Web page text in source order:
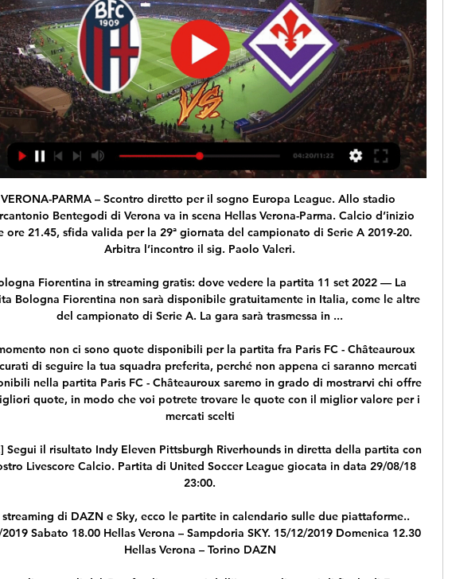
VERONA-PARMA – Scontro diretto per il sogno Europa League. Allo stadio Marcantonio Bentegodi di Verona va in scena Hellas Verona-Parma. Calcio d’inizio alle ore 21.45, sfida valida per la 29ª giornata del campionato di Serie A 2019-20. Arbitra l’incontro il sig. Paolo Valeri.

Bologna Fiorentina in streaming gratis: dove vedere la partita 11 set 2022 — La partita Bologna Fiorentina non sarà disponibile gratuitamente in Italia, come le altre del campionato di Serie A. La gara sarà trasmessa in ...

Al momento non ci sono quote disponibili per la partita fra Paris FC - Châteauroux Assicurati di seguire la tua squadra preferita, perché non appena ci saranno mercati disponibili nella partita Paris FC - Châteauroux saremo in grado di mostrarvi chi offre le migliori quote, in modo che voi potrete trovare le quote con il miglior valore per i mercati scelti

[LIVE] Segui il risultato Indy Eleven Pittsburgh Riverhounds in diretta della partita con il nostro Livescore Calcio. Partita di United Soccer League giocata in data 29/08/18 23:00.

Lo streaming di DAZN e Sky, ecco le partite in calendario sulle due piattaforme.. 5/10/2019 Sabato 18.00 Hellas Verona – Sampdoria SKY. 15/12/2019 Domenica 12.30 Hellas Verona – Torino DAZN

Saranno gli spagnoli del Getafe gli avversari dell'Inter negli ottavi di finale di Europa League. La gara d'andata il 12 marzo a Milano, il 19 marzo il

Visualizza il profilo di Davide Bima su LinkedIn, la più grande comunità professionale al mondo. Davide ha indicato 4 esperienze lavorative sul suo profilo. Guarda il profilo completo su.

Oggi spiegano perché hanno cambiato idea Diretta tutta al femminile tra la vincitrice del Grande Fratello Vip, Paola Di Benedetto e la cantante Gaia Gozzi, vincitrice di Amici 19.

Oltre alle due sfide di doppio si disputano oggi quattro incontri validi per gli ottavi del torneo singolare: Maximiliano Estevez (ARG) contro Alessandro Giannessi (296 Atp), Daniele Giorgini contro il boliviano Hugo Dellien, Federico Gaio contro Riccardo Bonadio e l’incontro serale, non prima delle ore 20.30, tra il tennista di casa Filippo Leonardi ed il dominicano Jose Hernandez.

Udinese-Torino, streaming e tv: dove vedere l’8a giornata di Serie A 14 Ottobre 2019 14 Ottobre 2019 Antonio Giordano Comment Dove vedere Udinese – Torino streaming e tv, 8a giornata Serie A Udinese Torino Streaming| Il primo big match della giornata non si fa attendere.

Dimitri Foulquier (25) lascia il Watford e la Premier League per rimettersi in gioco in Spagna. Il Getafe ha infatti annunciato l'ingaggio dell'esterno difensivo ex Rennes e Strasburgo. Foulquier ha già giocato, in passato, nella Liga tra le file del Granada.

Tutti i pronostici delle partite di calcio delle coppe/campionati che si giocheranno sabato 29 giugno 2019. Pronostici vincenti per tutti i campionati del mondo, Champions League, Europa League, Serie A, Serie B, Premier League, Liga Spagnola, etc.

Sarà Sky a trasmettere in diretta tv la partita Lecce-Milan, che si potrà seguire collegandosi con i canali Sky Sport Serie A (numero 202 e 249 del satellite, numero 473 e 483 del digitale.

Il live di France (LADY_IN_RED1595) Kenya (NAIROBI7755) risultati in diretta (e live video streaming online) in tempo reale, inizia il 18 ago 2020 alle 4:30 UTC in …

Inter-Getafe, Europa League 2020: date, programma, orari, tv, streaming andata e ritorno (Di venerdì 28 febbraio 2020) (Di venerdì 28 febbraio 2020)

La trasmissione incriminata. Durante «Lo Zoo di 105», Mazzoli sostenne che la Brescia aveva «inventato un modo nuovo per arrivare in televisione senza fare la gavetta» con riferimento alla.

BOLOGNA-FIORENTINA, diretta streaming gratis e tv: dove 1 mag 2021 — DAZN, servizio sportivo appartenente al gruppo britannico Perform, richiede un abbonamento di 9.99€ al mese per accedere a tutti i contenuti ...

Il nostro servizio di noleggio ti permette di affittare un pullman con autista privato adatto ad ogni esigenza. Offriamo diverse soluzioni di noleggio autobus e su richiesta il pullman sarà disponibile sul posto scelto e all'orario stabilito in fase di prenotazione.

Criciúma x Marcílio Dias Ao Vivo VORTEX NC. Loading... Unsubscribe from VORTEX NC?. Palpite 08/07: Criciúma x Marcílio Dias - Campeonato Catarinense 2020 - Duration: 4:42.

La squadra di Paulo Fonseca si trovava nella prima delle quattro fasce nelle quali sono divise le formazioni partecipanti come testa di serie. Sorteggiata nel gruppo J, affronterà il Borussia Mönchengladbach (GER), l'Istanbul Başakşehir (TUR), l'ex squadra …

2020-7-16 · Sassuolo-Hellas Verona del 28/6/2020 è la partita valevole per la ventottesima giornata di Serie A 2019-2020. Scopri come e dove vederla in diretta TV e streaming gratis.

Coronavirus, pres. Getafe: “Non giocheremo contro l’Inter a Milano” “ Non vogliamo contaminarci con il Coronavirus, in Lombardia c’è il focolaio principale “. Queste le parole di Angel Torres, presidente del Getafe, prossimo avversario dell’Inter in Europa League.

Generatore termico modulare a condensazione di grandi potenze, disponibile nella versione in linea o schienato, per uso professionale in locale tecnico disponibile in Versione R (solo riscaldamento) o Versione RS (Riscaldamento e ACS).

Il live di Eskilsminne IF Lunds BK risultati in diretta (e live video streaming online) in tempo reale, iniziano il 28.6.2020. alle 16:00 UTC in Division 1, Södra, Sweden.

VERONA - Hellas Verona-Torino, 16° turno del campionato di serie A. Ecco report, formazioni, statistiche, precedenti, dettagli, cronaca e curiosità.

I tuoi viaggi indimenticabili iniziano su Airbnb. Ti aspettano avventure uniche nei dintorni o in luoghi remoti: alloggi, esperienze e luoghi in tutto il mondo.

Il lunch match della sedicesima giornata si giocherà al Bentegodi di Verona tra i padroni di casa dell'Hellas e il Torino. La squadra di Juric arriva dalla delusione della sconfitta in extremis in casa dell'Atalanta dopo la buona prova offerta. Gara positiva sia nel gioco che nel risultato è quella disputata e vinta dai granata contro la Fiorentina.

I gestori di esercizi alberghieri e di tutte le altre strutture ricettive,ENTRO LE 24 ORE successive all'arrivo, devono comunicare alle questure territorialmente competenti, ESCLUSIVAMENTE per il tramite del Servizio Alloggiati, le generalità delle persone alloggiate. Se il soggiorno è inferiore alle 24 ore le generalità vanno inviate all'arrivo stesso.

Bologna FC - ACF Fiorentina in diretta - Calcio Verificare dove le trasmissioni Internet e TV vedranno legalmente. Live stream online, partite in diretta.

Dove vedere Fiorentina-Bologna, streaming gratis OGGI 12 nov 2023 — Presentazione e come seguire in diretta tv e streaming il derby dell' Appennino.

si informano i signori passeggeri che, con ordinanza n.26 del 06/03/2020 da parte della polizia municipale del comune di leonforte, a causa di lavori lungo il corso umberto, a far data 9 marzo 2020 e fino a fine lavori, tutti gli autobus per catania via autostrada e quelli per enna, effettueranno la sola fermata di corso umberto, 554 (pensilina) di fronte il supermercato scordo.

SV Heimschuh SV Weinburg risultati in diretta (e live video streaming online*) in tempo reale, inizia il 16.7.2019. alle 16:30 UTC fuso orario Club Friendly Games - World. Qui su SofaScore risultati in diretta è possibile trovare tutti i risultati precedenti di SV Heimschuh contro SV Weinburg visualizzabili in base ai confronti testa-testa.

NAPOLI – E con la SPAL fanno cinque. Cinque vittorie di fila che candidano il Napoli, insieme all’Atalanta, al premio di miglior squadra del mese. La quinta vittoria arriva in maniera perentoria e meritata, frutto di una supremazia territoriale netta e marcata almeno quanto il divario tecnico intercorso tra la squadra di Gattuso e quella di Di Biagio. 3:1 il finale del San Paolo, con le.

Il Lecce esprime un calcio importante, ha un organico ben costruito e un allenatore molto preparato: i giallorossi sono da tenere in strettissima considerazione. Oltre ai pugliesi, ci sono tante altre compagini interessanti: penso a Salernitana, Brescia, Ascoli e lo stesso Perugia, che sta risalendo la china”.

Sky Sport ha raddoppiato praticamente il palinsesto: fino al 2 agosto ultimo giorno di A sarà full-immersion con programmi tutti i giorni in diretta. Raddoppiano le trasmissioni: da “Sky Calcio Club” di Fabio Caressa fino “Sky Calcio Live – estate” con Marco Cattaneo: a partire da sabato alle 16 su Sky Sport Serie A con il pre-partita della gara delle 17.15 fino al post-partita di.

Real Valladolid Guarda evento: Maggiori informazioni: Min: 23/02/20: LAL: Real Valladolid 2 - 1 Espanyol Guarda evento: Maggiori informazioni: Jum: 28/02/20: LAL: Real Sociedad 1 - 0 Real Valladolid …

Bologna Fiorentina in streaming gratis? Guarda la partita in Bologna Fiorentina in streaming gratis – I costi del servizio. DAZN dall'estate 2023 prevede 3 piani di abbonamento, START, STANDARD e PLUS con caratteristiche ...

Il Verona ha segnato 39 gol e ne ha subiti 38; l'Inter ha segnato 65 gol e ne ha subiti 33. La partita di andata Inter - Verona si è giocata il 9 novembre 2019 e si è conclusa 2-1. In casa il Verona ha fatto 28 punti (8 vittorie, 4 pareggi e 4 sconfitte). Fuori casa l'Inter ha totalizzato 32 punti (10 vittorie, 2 pareggi e 2 sconfitte).

Bayer Leverkusen - Live Soccer TV - Elenchi programmi TV calcistici, Live stream ufficiali, Risultati delle partite in diretta, Partite, Classifiche, Risultati, Notizie, Pub e highlights video

Il record-man di trasmissioni dal 1983. Dagli anni 70 ad oggi, il nostro esperto di musica. read more . Massimo Di Centa. Collabora in radio dal 1991 ed è una delle voci storiche del Carnico. read more . Bruno Tavosanis. Direttore responsabile della testata giornalistica di Radio Studio Nord.

Inter-Getafe, l'ipotesi. L'ottavo di finale potrebbe disputarsi con una gara secca a campo neutro. L'annuncio è arrivato direttamente dal direttore generale del clbu spagnolo, Villaverde: "Ab